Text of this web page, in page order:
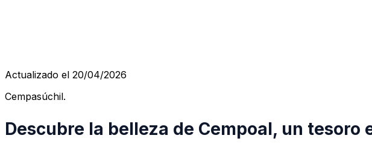
Actualizado el 20/04/2026
Cempasúchil.
Descubre la belleza de Cempoal, un tesoro